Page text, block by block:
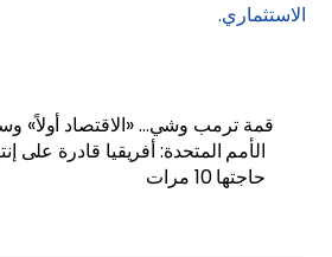
الاستثماري.
قمة ترمب وشي… «الاقتصاد أولاً»
الأمم المتحدة: أفريقيا قادرة على
حاجتها 10 مرات